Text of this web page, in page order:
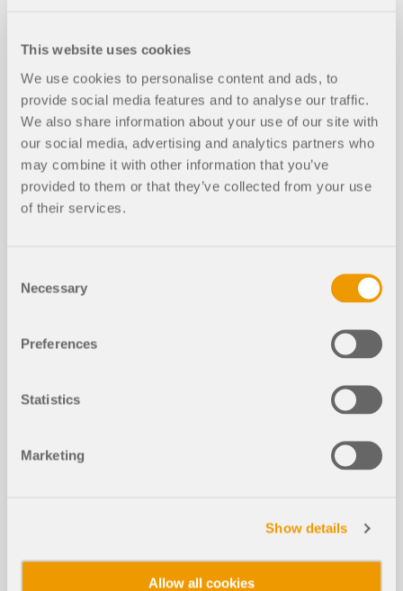
This website uses cookies
We use cookies to personalise content and ads, to
provide social media features and to analyse our traffic.
We also share information about your use of our site with
our social media, advertising and analytics partners who
may combine it with other information that you’ve
provided to them or that they’ve collected from your use
of their services.
Selection
Necessary
Preferences
Statistics
Marketing
Show details
Allow all cookies
RFEM 6 per studenti | Introduzione alla verifica
acciaio | 20 maggio 2026
987x
Articoli tecnici della Knowledge Base